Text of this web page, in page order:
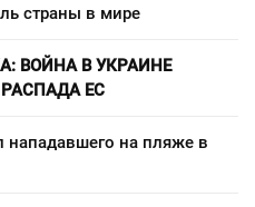
страны в мире
ВОЙНА В УКРАИНЕ
ЕС
нападавшего на пляже в